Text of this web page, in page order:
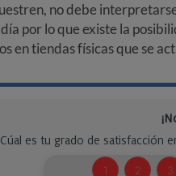
no debe
por lo que existe la
en tiendas físicas que se